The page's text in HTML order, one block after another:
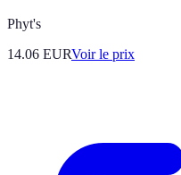
Phyt's
14.06 EURVoir le prix